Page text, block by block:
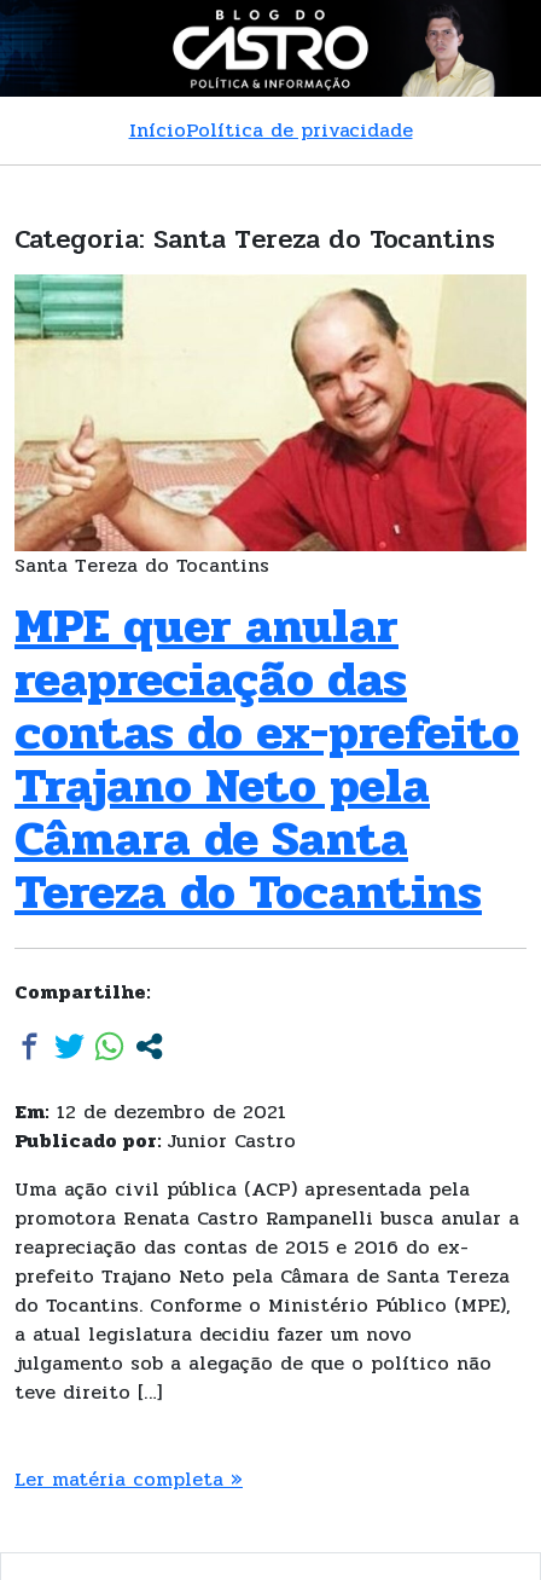
InícioPolítica de privacidade
Categoria: Santa Tereza do Tocantins
Santa Tereza do Tocantins
MPE quer anular
reapreciação das
contas do ex-prefeito
Trajano Neto pela
Câmara de Santa
Tereza do Tocantins
Compartilhe:
Em: 12 de dezembro de 2021
Publicado por: Junior Castro
Uma ação civil pública (ACP) apresentada pela
promotora Renata Castro Rampanelli busca anular a
reapreciação das contas de 2015 e 2016 do ex-
prefeito Trajano Neto pela Câmara de Santa Tereza
do Tocantins. Conforme o Ministério Público (MPE),
a atual legislatura decidiu fazer um novo
julgamento sob a alegação de que o político não
teve direito […]
Ler matéria completa »